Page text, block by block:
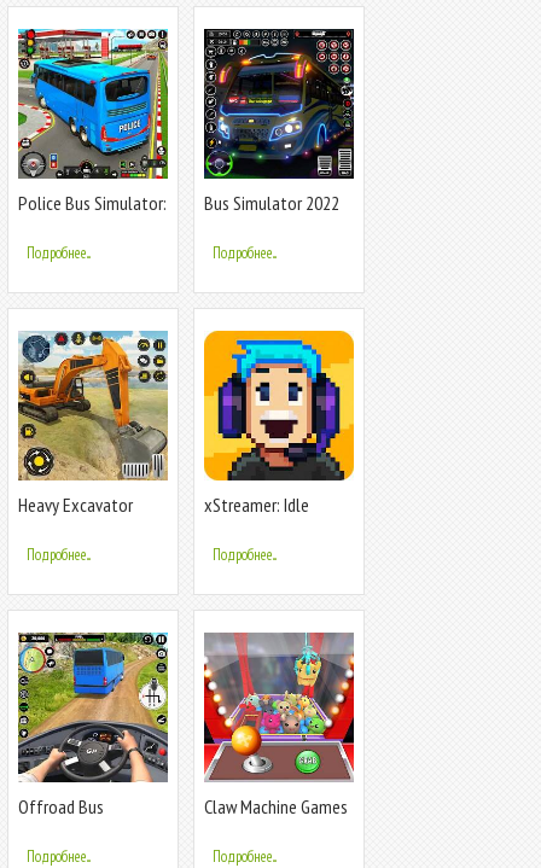
Police Bus Simulator:
Подробнее...
Bus Simulator 2022
Подробнее...
Heavy Excavator
Подробнее...
xStreamer: Idle
Подробнее...
Offroad Bus
Подробнее...
Claw Machine Games
Подробнее...